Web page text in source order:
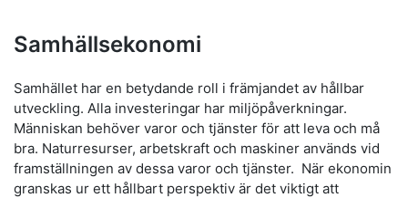
Samhällsekonomi
Samhället har en betydande roll i främjandet av hållbar
utveckling. Alla investeringar har miljöpåverkningar.
Människan behöver varor och tjänster för att leva och må
bra. Naturresurser, arbetskraft och maskiner används vid
framställningen av dessa varor och tjänster. När ekonomin
granskas ur ett hållbart perspektiv är det viktigt att